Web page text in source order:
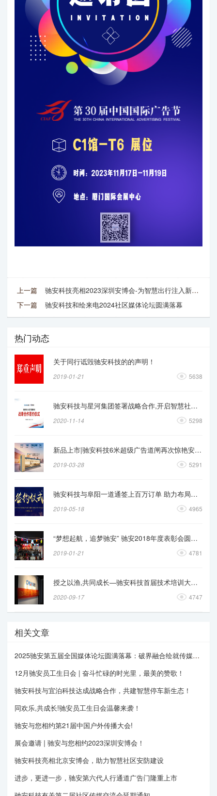
上一篇 驰安科技亮相2023深圳安博会-为智慧出行注入新动力!
下一篇 驰安科技和绘来电2024社区媒体论坛圆满落幕
热门动态
关于同行诋毁驰安科技的的声明！
2019-01-21 5638
驰安科技与星河集团签署战略合作,开启智慧社区新时代
2020-11-14 5298
新品上市|驰安科技6米超级广告道闸再次惊艳安防行业
2019-03-28 5291
驰安科技与阜阳一道通签上百万订单 助力布局华东市场
2019-05-18 4965
“梦想起航，追梦驰安” 驰安2018年度表彰会圆满落幕！
2019-01-21 4781
授之以渔,共同成长—驰安科技首届技术培训大会召开！
2020-09-17 4747
相关文章
2025驰安第五届全国媒体论坛圆满落幕：破界融合绘就传媒新图景
12月驰安员工生日会 | 奋斗忙碌的时光里，最美的赞歌！
驰安科技与宜泊科技达成战略合作，共建智慧停车新生态！
同欢乐,共成长!驰安员工生日会温馨来袭！
驰安与您相约第21届中国户外传播大会!
展会邀请 | 驰安与您相约2023深圳安博会！
驰安科技亮相北京安博会，助力智慧社区安防建设
进步，更进一步，驰安第六代人行通道广告门隆重上市